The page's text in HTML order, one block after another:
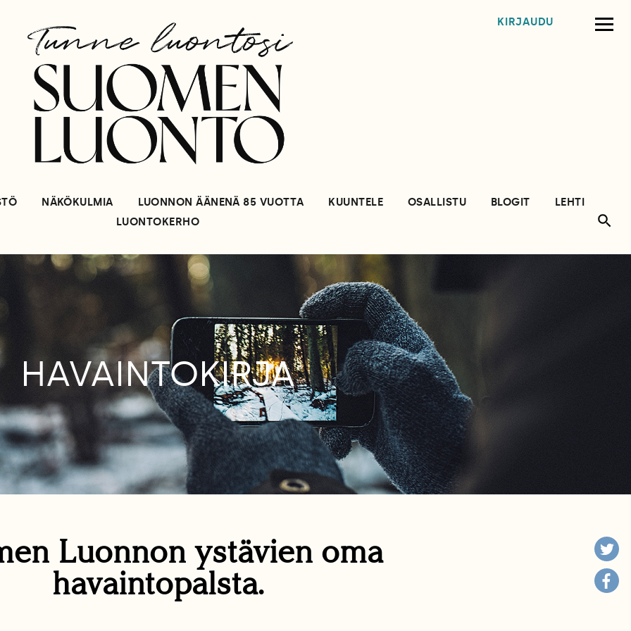
KIRJAUDU
NÄKÖKULMIA LUONNON ÄÄNENÄ 85 VUOTTA KUUNTELE OSALLISTU BLOGIT
LEHTI
LUONTOKERHO
HAVAINTOKIRJA
Luonnon ystävien oma
havaintopalsta.